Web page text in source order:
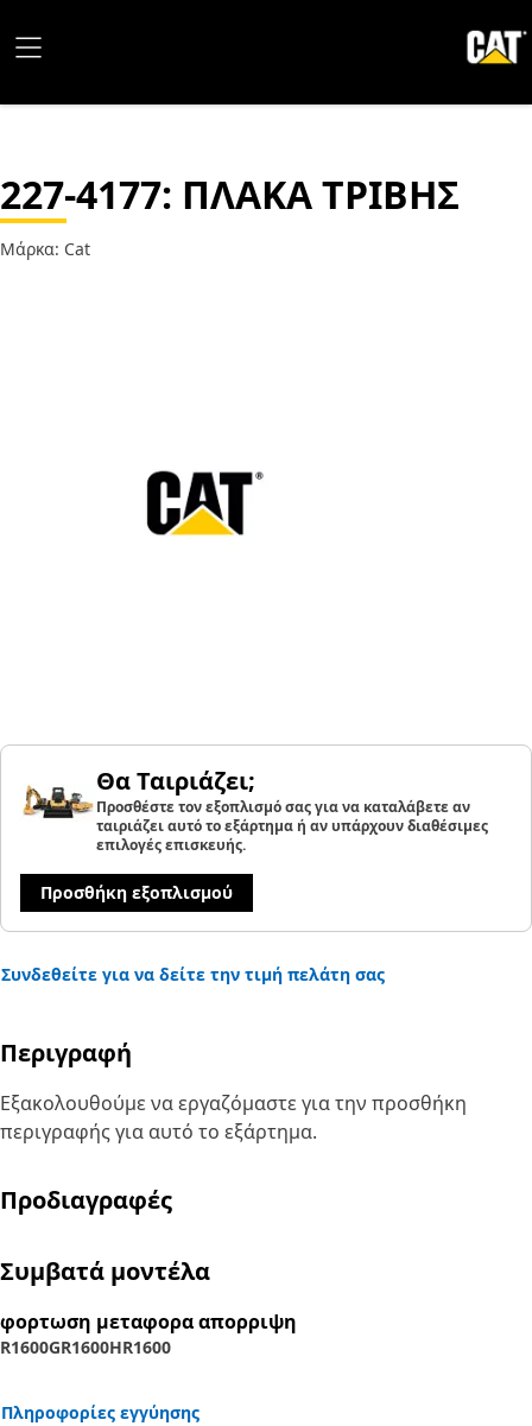
227-4177: ΠΛΑΚΑ ΤΡΙΒΗΣ
Μάρκα: Cat
Θα Ταιριάζει;
Προσθέστε τον εξοπλισμό σας για να καταλάβετε αν
ταιριάζει αυτό το εξάρτημα ή αν υπάρχουν διαθέσιμες
επιλογές επισκευής.
Προσθήκη εξοπλισμού
Συνδεθείτε για να δείτε την τιμή πελάτη σας
Περιγραφή
Εξακολουθούμε να εργαζόμαστε για την προσθήκη
περιγραφής για αυτό το εξάρτημα.
Προδιαγραφές
Συμβατά μοντέλα
φορτωση μεταφορα απορριψη
R1600GR1600HR1600
Πληροφορίες εγγύησης